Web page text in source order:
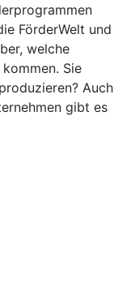
FörderWelt und
welche
Sie
Auch
gibt es